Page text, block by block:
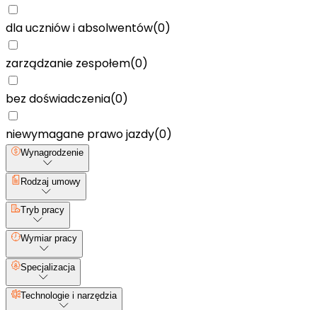
dla uczniów i absolwentów(0)
zarządzanie zespołem(0)
bez doświadczenia(0)
niewymagane prawo jazdy(0)
Wynagrodzenie
Rodzaj umowy
Tryb pracy
Wymiar pracy
Specjalizacja
Technologie i narzędzia